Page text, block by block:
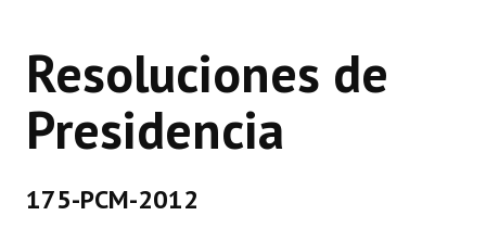
CONCEJO
Bloques Políticos
Comisiones Permanentes
Resoluciones de
Presidencia
175-PCM-2012